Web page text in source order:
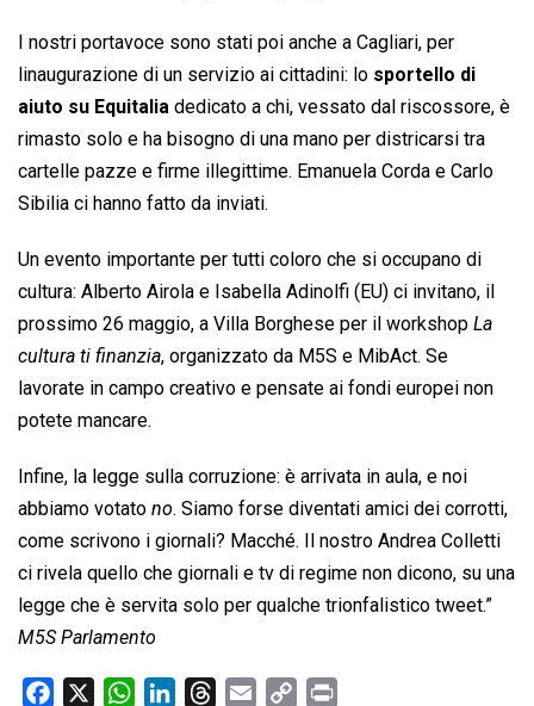
I nostri portavoce sono stati poi anche a Cagliari, per
linaugurazione di un servizio ai cittadini: lo sportello di
aiuto su Equitalia dedicato a chi, vessato dal riscossore, è
rimasto solo e ha bisogno di una mano per districarsi tra
cartelle pazze e firme illegittime. Emanuela Corda e Carlo
Sibilia ci hanno fatto da inviati.
Un evento importante per tutti coloro che si occupano di
cultura: Alberto Airola e Isabella Adinolfi (EU) ci invitano, il
prossimo 26 maggio, a Villa Borghese per il workshop  La
cultura ti finanzia, organizzato da M5S e MibAct. Se
lavorate in campo creativo e pensate ai fondi europei non
potete mancare.
Infine, la legge sulla corruzione: è arrivata in aula, e noi
abbiamo votato  no. Siamo forse diventati amici dei corrotti,
come scrivono i giornali? Macché. Il nostro Andrea Colletti
ci rivela quello che giornali e tv di regime non dicono, su una
legge che è servita solo per qualche trionfalistico tweet.”
M5S Parlamento
W